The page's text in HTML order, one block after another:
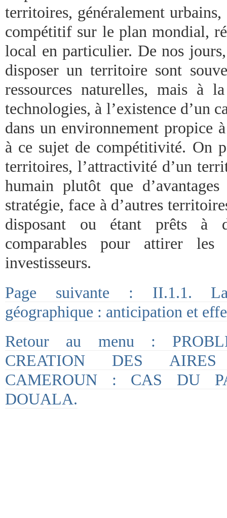
territoires, généralement urbains,
compétitif sur le plan mondial,
local en particulier. De nos
disposer un territoire sont
ressources naturelles, mais à
technologies, à l’existence d’un
dans un environnement propice
à ce sujet de compétitivité. On
territoires, l’attractivité d’un
humain plutôt que
stratégie, face à d’autres
disposant ou étant prêts à
comparables pour attirer les
investisseurs.
Page suivante : II.1.1. La
géographique : anticipation et
Retour au menu :
CREATION DES
CAMEROUN : CAS DU
DOUALA.